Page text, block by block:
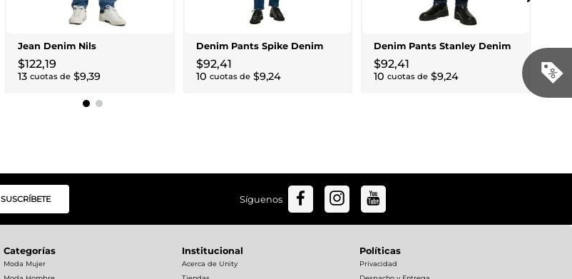
Jean Denim Nils
$122,19
13 cuotas de $9,39
Denim Pants Spike Denim
$92,41
10 cuotas de $9,24
Denim Pants Stanley Denim
$92,41
10 cuotas de $9,24
SUSCRÍBETE Síguenos
Categorías
Moda Mujer
Institucional
Acerca de Unity
Políticas
Privacidad